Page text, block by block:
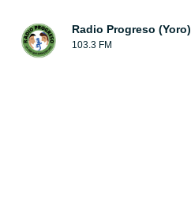
Radio Progreso (Yoro)
103.3 FM